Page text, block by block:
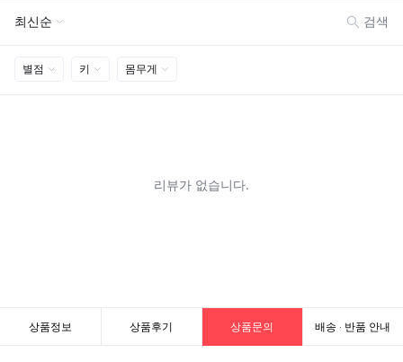
상품정보 상품후기 상품문의 배송 · 반품 안내